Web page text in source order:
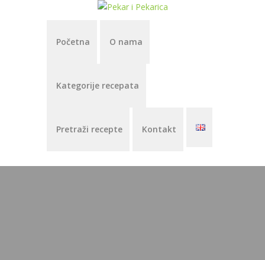
Početna O nama
Kategorije recepata
Pretraži recepte Kontakt